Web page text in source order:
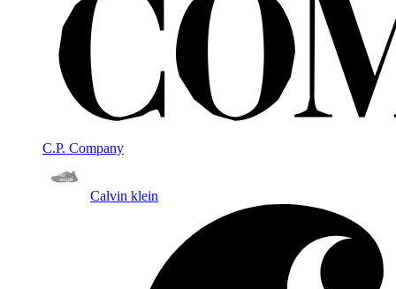
C.P. Company
Calvin klein